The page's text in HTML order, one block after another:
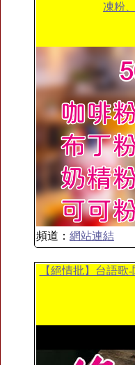
凍粉
頻道： 網站連結
【絕情批】台語